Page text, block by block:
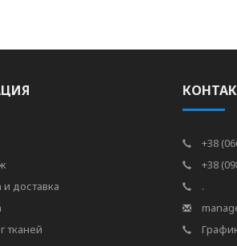
и доставка
тканей
+38
+38
.